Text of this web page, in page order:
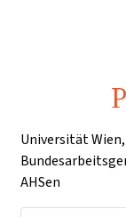
Universität
AHSen